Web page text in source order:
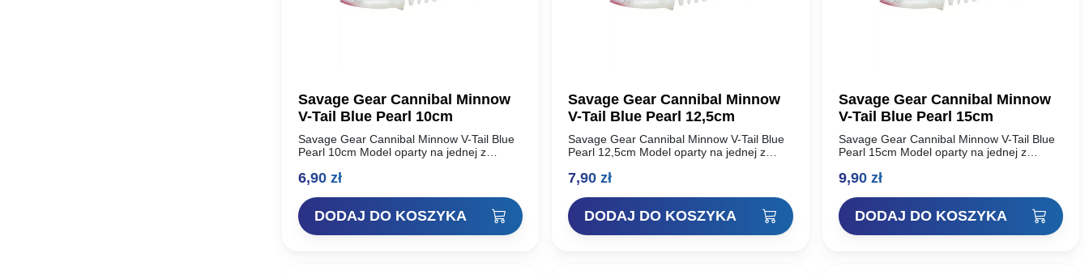
Savage Gear Cannibal Minnow
V-Tail Blue Pearl 10cm
Savage Gear Cannibal Minnow V-Tail Blue
Pearl 10cm Model oparty na jednej z
historii – Savage Gear Cannibal Shad.
6,90 zł
DODAJ DO KOSZYKA
Savage Gear Cannibal Minnow
V-Tail Blue Pearl 12,5cm
Savage Gear Cannibal Minnow V-Tail Blue
Pearl 12,5cm Model oparty na jednej z
historii – Savage Gear Cannibal Shad.
7,90zł
DODAJ DO KOSZYKA
Savage Gear Cannibal Minnow
V-Tail Blue Pearl 15cm
Savage Gear Cannibal Minnow V-Tail Blue
Pearl 15cm Model oparty na jednej z
historii – Savage Gear Cannibal Shad.
9,90 zł
DODAJ DO KOSZYKA